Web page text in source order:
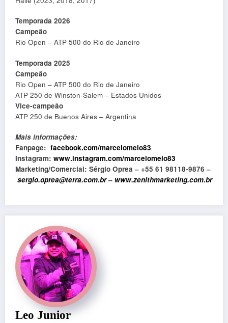
Temporada 2026
Campeão
Rio Open – ATP 500 do Rio de Janeiro
Temporada 2025
Campeão
Rio Open – ATP 500 do Rio de Janeiro
ATP 250 de Winston-Salem – Estados Unidos
Vice-campeão
ATP 250 de Buenos Aires – Argentina
Mais informações:
Fanpage: facebook.com/marcelomelo83
Instagram: www.instagram.com/marcelomelo83
Marketing/Comercial: Sérgio Oprea – +55 61 98118-9876 –
sergio.oprea@terra.com.br– www.zenithmarketing.com.br
Leo Junior